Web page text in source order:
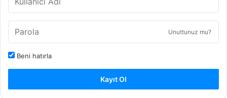
Unuttunuz mu?
Beni hatırla
Kayıt Ol